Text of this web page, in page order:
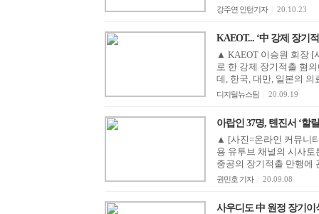
강주연 인턴기자 20.10.23
KAEOT... ‘中 강제 장기
▲ KAEOT 이승원 회장 [
로 한 강제 장기적출 혐
데, 한국, 대만, 일본의 의
디지털뉴스팀 20.09.19
아랍인 37명, 톈진서 ‘할
▲ [사진=온라인 커뮤니
용 유투브 채널의 시사토
중공의 장기적출 만행에
권민호 기자 20.09.08
사우디도 中 원정 장기이